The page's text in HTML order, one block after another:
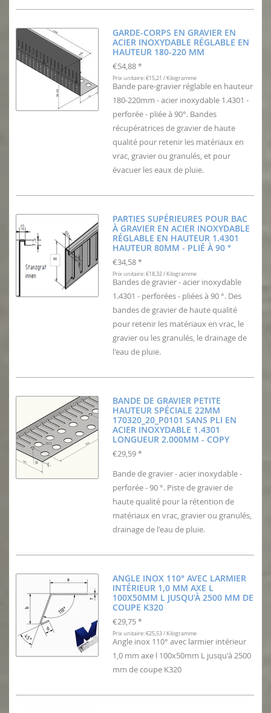
GARDE-CORPS EN GRAVIER EN
ACIER INOXYDABLE RÉGLABLE EN
HAUTEUR 180-220 MM
€54,88 *
Prix unitaire: €15,21 / Kilogramme
Bande pare-gravier réglable en hauteur
180-220mm - acier inoxydable 1.4301 -
perforée - pliée à 90°. Bandes
récupératrices de gravier de haute
qualité pour retenir les matériaux en
vrac, gravier ou granulés, et pour
évacuer les eaux de pluie.
PARTIES SUPÉRIEURES POUR BAC
À GRAVIER EN ACIER INOXYDABLE
RÉGLABLE EN HAUTEUR 1.4301
HAUTEUR 80MM - PLIÉ À 90 °
€34,58 *
Prix unitaire: €18,32 / Kilogramme
Bandes de gravier - acier inoxydable
1.4301 - perforées - pliées à 90 °. Des
bandes de gravier de haute qualité
pour retenir les matériaux en vrac, le
gravier ou les granulés, le drainage de
l'eau de pluie.
BANDE DE GRAVIER PETITE
HAUTEUR SPÉCIALE 22MM
170320_20_P0101 SANS PLI EN
ACIER INOXYDABLE 1.4301
LONGUEUR 2.000MM - COPY
€29,59 *
Bande de gravier - acier inoxydable -
perforée - 90 °. Piste de gravier de
haute qualité pour la rétention de
matériaux en vrac, gravier ou granulés,
drainage de l'eau de pluie.
ANGLE INOX 110° AVEC LARMIER
INTÉRIEUR 1,0 MM AXE L
100X50MM L JUSQU'À 2500 MM DE
COUPE K320
€29,75 *
Prix unitaire: €25,53 / Kilogramme
Angle inox 110° avec larmier intérieur
1,0 mm axe l 100x50mm L jusqu'à 2500
mm de coupe K320